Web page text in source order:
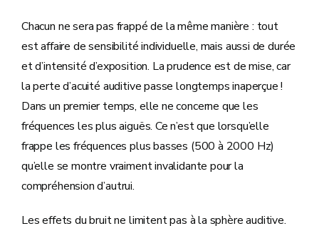
Chacun ne sera pas frappé de la même manière : tout
est affaire de sensibilité individuelle, mais aussi de durée
et d’intensité d’exposition. La prudence est de mise, car
la perte d’acuité auditive passe longtemps inaperçue !
Dans un premier temps, elle ne concerne que les
fréquences les plus aiguës. Ce n’est que lorsqu’elle
frappe les fréquences plus basses (500 à 2000 Hz)
qu’elle se montre vraiment invalidante pour la
compréhension d’autrui.
Les effets du bruit ne limitent pas à la sphère auditive.